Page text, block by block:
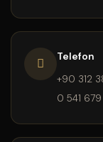
Telefon
+90 312
0 541 679